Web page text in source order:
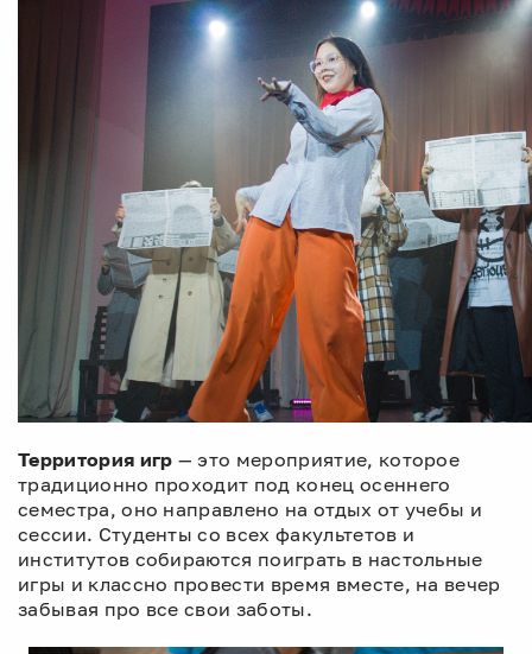
Территория игр — это мероприятие, которое
традиционно проходит под конец осеннего
семестра, оно направлено на отдых от учебы и
сессии. Студенты со всех факультетов и
институтов собираются поиграть в настольные
игры и классно провести время вместе, на вечер
забывая про все свои заботы.